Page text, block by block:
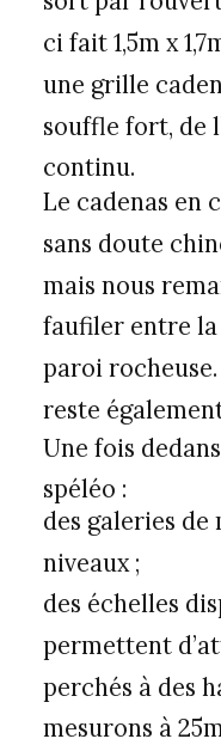
ci fait 1,5m x
une grille
souffle fort, de
continu.
Le cadenas en
sans doute
mais nous
faufiler entre
paroi rocheuse.
reste
Une fois
spéléo :
des galeries
niveaux ;
des échelles
permettent
perchés à des
mesurons à